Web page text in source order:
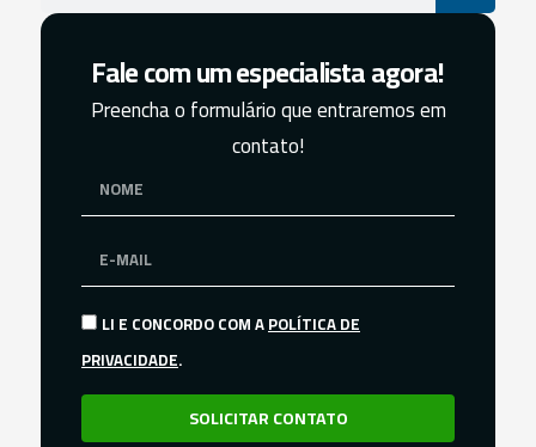
Fale com um especialista agora!
Preencha o formulário que entraremos em
contato!
LI E CONCORDO COM APOLÍTICA DE
PRIVACIDADE.
SOLICITAR CONTATO